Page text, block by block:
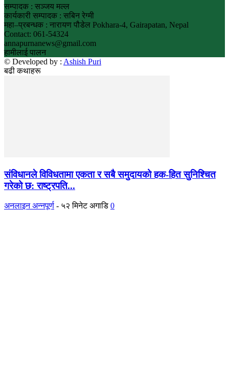
सम्पादक : सञ्जय मल्ल
कार्यकारी सम्पादक : सबिन रेग्मी
महा–प्रबन्धक : नारायण पौडेल Pokhara-4, Gairapatan, Nepal
Contact: 061-54324
annapurnanews@gmail.com
हामीलाई पालन
© Developed by : Ashish Puri
बढी कथाहरू
संविधानले विविधतामा एकता र सबै समुदायको हक-हित सुनिश्चित
गरेको छ: राष्ट्रपति...
अनलाइन अन्नपूर्ण - ५२ मिनेट अगाडि 0